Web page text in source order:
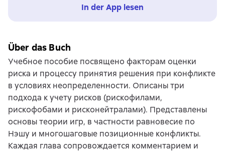
In der App lesen
Über das Buch
Учебное пособие посвящено факторам оценки
риска и процессу принятия решения при конфликте
в условиях неопределенности. Описаны три
подхода к учету рисков (рискофилами,
рискофобами и рисконейтралами). Представлены
основы теории игр, в частности равновесие по
Нэшу и многошаговые позиционные конфликты.
Каждая глава сопровождается комментарием и